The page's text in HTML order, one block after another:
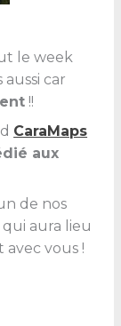
le week
car
!!
CaraMaps
aux
de nos
aura lieu
vous !